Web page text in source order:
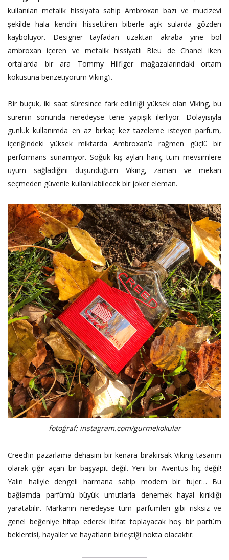
kullanılan metalik hissiyata sahip Ambroxan bazı ve mucizevi
şekilde hala kendini hissettiren biberle açık sularda gözden
kayboluyor. Designer tayfadan uzaktan akraba yine bol
ambroxan içeren ve metalik hissiyatlı Bleu de Chanel iken
ortalarda bir ara Tommy Hilfiger mağazalarındaki ortam
kokusuna benzetiyorum Viking'i.
Bir buçuk, iki saat süresince fark edilirliği yüksek olan Viking, bu
sürenin sonunda neredeyse tene yapışık ilerliyor. Dolayısıyla
günlük kullanımda en az birkaç kez tazeleme isteyen parfüm,
içeriğindeki yüksek miktarda Ambroxan’a rağmen güçlü bir
performans sunamıyor. Soğuk kış ayları hariç tüm mevsimlere
uyum sağladığını düşündüğüm Viking, zaman ve mekan
seçmeden güvenle kullanılabilecek bir joker eleman.
fotoğraf: instagram.com/gurmekokular
Creed’in pazarlama dehasını bir kenara bırakırsak Viking tasarım
olarak çığır açan bir başyapıt değil. Yeni bir Aventus hiç değil!
Yalın haliyle dengeli harmana sahip modern bir fujer… Bu
bağlamda parfümü büyük umutlarla denemek hayal kırıklığı
yaratabilir. Markanın neredeyse tüm parfümleri gibi risksiz ve
genel beğeniye hitap ederek iltifat toplayacak hoş bir parfüm
beklentisi, hayaller ve hayatların birleştiği nokta olacaktır.